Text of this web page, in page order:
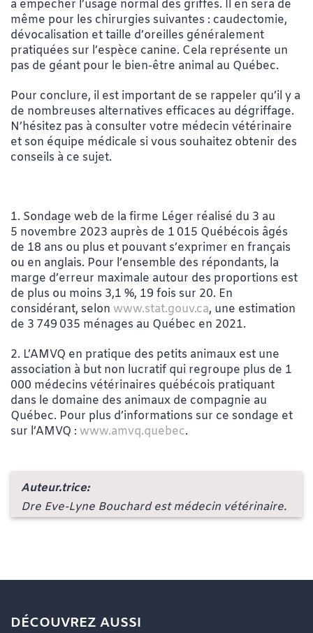
à empêcher l’usage normal des griffes. Il en sera de
même pour les chirurgies suivantes : caudectomie,
dévocalisation et taille d’oreilles généralement
pratiquées sur l’espèce canine. Cela représente un
pas de géant pour le bien-être animal au Québec.
Pour conclure, il est important de se rappeler qu’il y a
de nombreuses alternatives efficaces au dégriffage.
N’hésitez pas à consulter votre médecin vétérinaire
et son équipe médicale si vous souhaitez obtenir des
conseils à ce sujet.
1. Sondage web de la firme Léger réalisé du 3 au
5 novembre 2023 auprès de 1 015 Québécois âgés
de 18 ans ou plus et pouvant s’exprimer en français
ou en anglais. Pour l’ensemble des répondants, la
marge d’erreur maximale autour des proportions est
de plus ou moins 3,1 %, 19 fois sur 20. En
considérant, selon www.stat.gouv.ca, une estimation
de 3 749 035 ménages au Québec en 2021.
2. L’AMVQ en pratique des petits animaux est une
association à but non lucratif qui regroupe plus de 1
000 médecins vétérinaires québécois pratiquant
dans le domaine des animaux de compagnie au
Québec. Pour plus d’informations sur ce sondage et
sur l’AMVQ : www.amvq.quebec.
Auteur.trice:
Dre Eve-Lyne Bouchard est médecin vétérinaire.
DÉCOUVREZ AUSSI